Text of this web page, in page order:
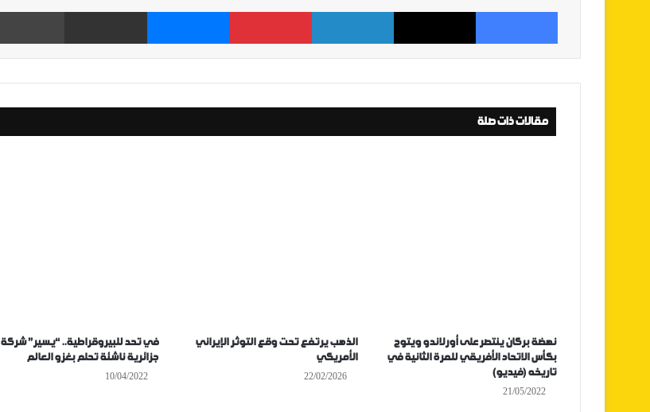
فيسبوك ‫X لينكدإن بينتيريست ماسنجر مشاركة عبر البريد
مقالات ذات صلة
نهضة بركان ينتصر على أورلاندو ويتوج
بكأس الاتحاد الأفريقي للمرة الثانية في
تاريخه (فيديو)
21/05/2022
الذهب يرتفع تحت وقع التوثر الإيراني
الأمريكي
22/02/2026
في تحد للبيروقراطية.. “يسير” شركة
جزائرية ناشئة تحلم بغزو العالم
10/04/2022